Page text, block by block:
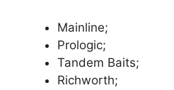
Mainline;
Prologic;
Tandem Baits;
Richworth;